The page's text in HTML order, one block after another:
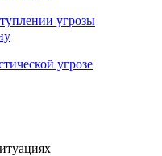
угрозы
угрозе